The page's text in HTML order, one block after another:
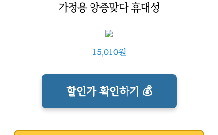
가정용 앙증맞다 휴대성
15,010원
할인가 확인하기 💰